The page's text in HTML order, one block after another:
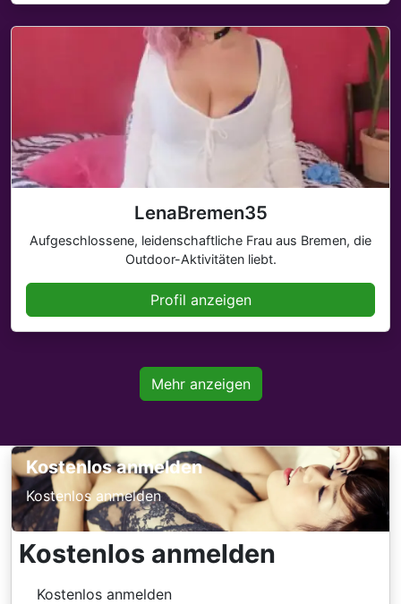
LenaBremen35
Aufgeschlossene, leidenschaftliche Frau aus Bremen, die
Outdoor-Aktivitäten liebt.
Profil anzeigen
Mehr anzeigen
Kostenlos anmelden
Kostenlos anmelden
Kostenlos anmelden
Kostenlos anmelden